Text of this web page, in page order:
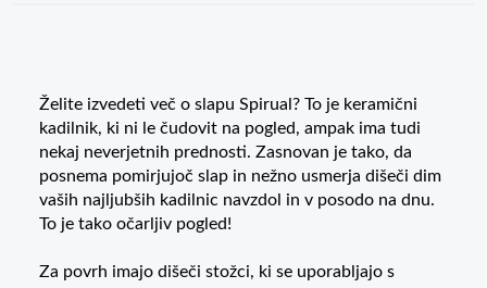
Želite izvedeti več o slapu Spirual? To je keramični
kadilnik, ki ni le čudovit na pogled, ampak ima tudi
nekaj neverjetnih prednosti. Zasnovan je tako, da
posnema pomirjujoč slap in nežno usmerja dišeči dim
vaših najljubših kadilnic navzdol in v posodo na dnu.
To je tako očarljiv pogled!
Za povrh imajo dišeči stožci, ki se uporabljajo s